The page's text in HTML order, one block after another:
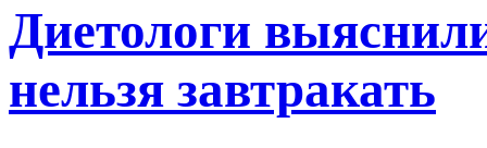
Диетологи
нельзя завтракать